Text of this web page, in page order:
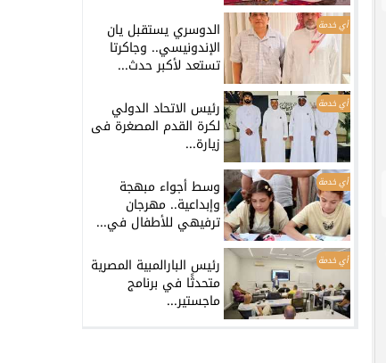
أي خدمة الدوسري يستقبل يان
الإندونيسي.. وجاكرتا
تستعد لأكبر حدث...
أي خدمة رئيس الاتحاد الدولي
لكرة القدم المصغرة فى
زيارة...
أي خدمة وسط أجواء مبهجة
وإبداعية.. مهرجان
ترفيهي للأطفال في...
أي خدمة رئيس البارالمبية المصرية
متحدثًا في برنامج
ماجستير...